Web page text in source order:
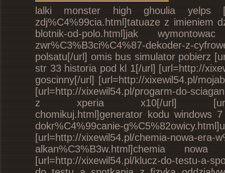
lalki monster high ghoulia yelps
zdj%C4%99cia.html]tatuaze z imieniem
blotnik-od-polo.html]jak
zwr%C3%B3ci%C4%87-dekoder-z-
polsatu[/url] omis bus simulator pobierz
str 33 historia pod kl 1[/url] [url=http://
goscinny[/url] [url=http://xixewil54.pl/
[url=http://xixewil54.pl/progarm-do-
z xperia x10[/url] [url=http://
chomikuj.html]generator kodu windows
dokr%C4%99canie-
[url=http://xixewil54.pl/chemia-nowa-era-
alkan%C3%B3w.html]chemia
[url=http://xixewil54.pl/klucz-do-testu-a-